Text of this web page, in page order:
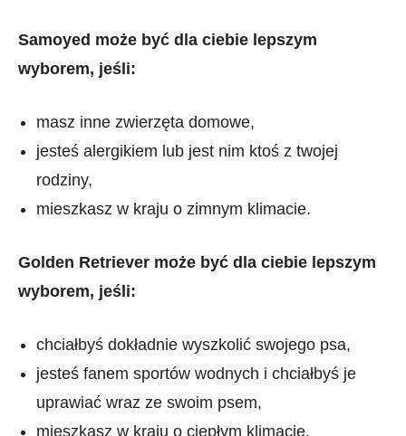
Samoyed może być dla ciebie lepszym
wyborem, jeśli:
masz inne zwierzęta domowe,
jesteś alergikiem lub jest nim ktoś z twojej
rodziny,
mieszkasz w kraju o zimnym klimacie.
Golden Retriever może być dla ciebie lepszym
wyborem, jeśli:
chciałbyś dokładnie wyszkolić swojego psa,
jesteś fanem sportów wodnych i chciałbyś je
uprawiać wraz ze swoim psem,
mieszkasz w kraju o ciepłym klimacie.